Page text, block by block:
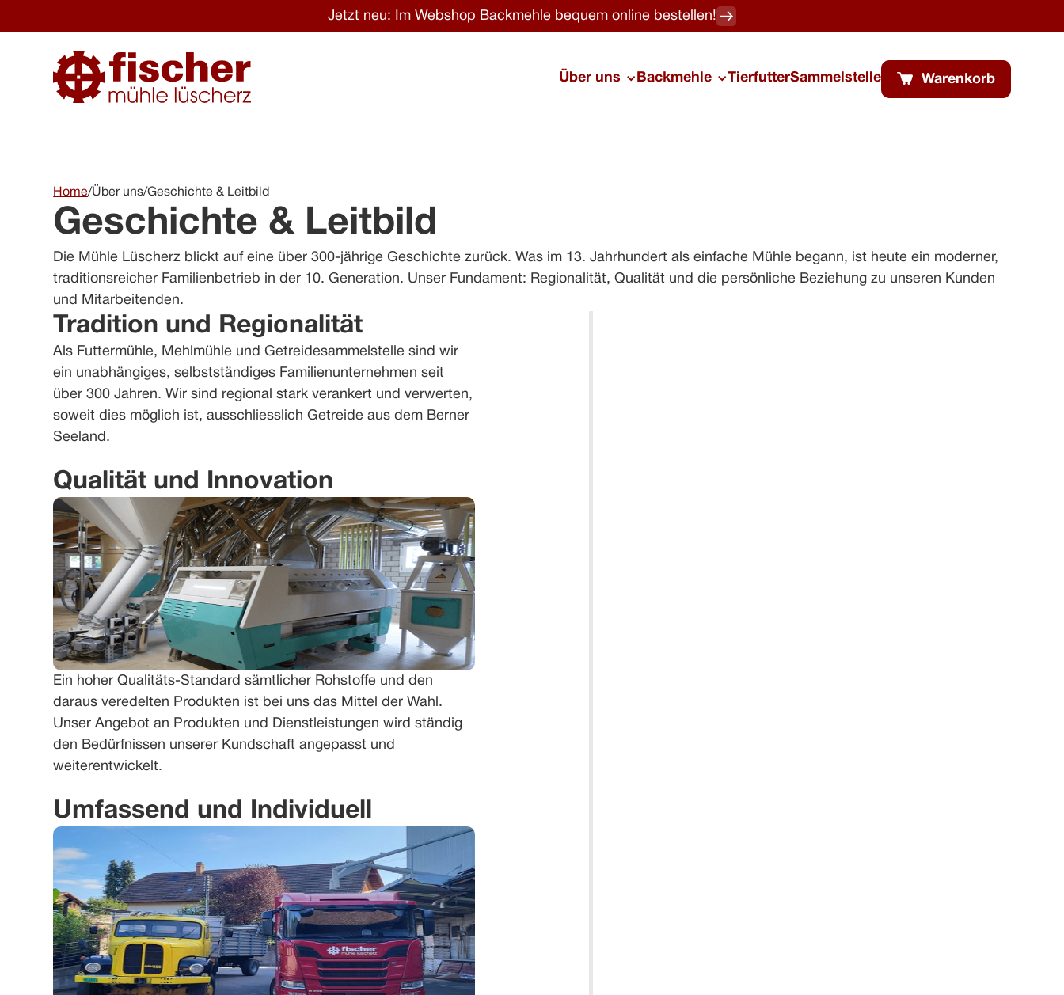
Jetzt neu: Im Webshop Backmehle bequem online bestellen!
Über uns Backmehle TierfutterSammelstelle Warenkorb
Home/Über uns/Geschichte & Leitbild
Geschichte & Leitbild
Die Mühle Lüscherz blickt auf eine über 300-jährige Geschichte zurück. Was im 13. Jahrhundert als einfache Mühle begann, ist heute ein moderner,
traditionsreicher Familienbetrieb in der 10. Generation. Unser Fundament: Regionalität, Qualität und die persönliche Beziehung zu unseren Kunden
und Mitarbeitenden.
Tradition und Regionalität
Als Futtermühle, Mehlmühle und Getreidesammelstelle sind wir
ein unabhängiges, selbstständiges Familienunternehmen seit
über 300 Jahren. Wir sind regional stark verankert und verwerten,
soweit dies möglich ist, ausschliesslich Getreide aus dem Berner
Seeland.
Qualität und Innovation
Ein hoher Qualitäts-Standard sämtlicher Rohstoffe und den
daraus veredelten Produkten ist bei uns das Mittel der Wahl.
Unser Angebot an Produkten und Dienstleistungen wird ständig
den Bedürfnissen unserer Kundschaft angepasst und
weiterentwickelt.
Umfassend und Individuell